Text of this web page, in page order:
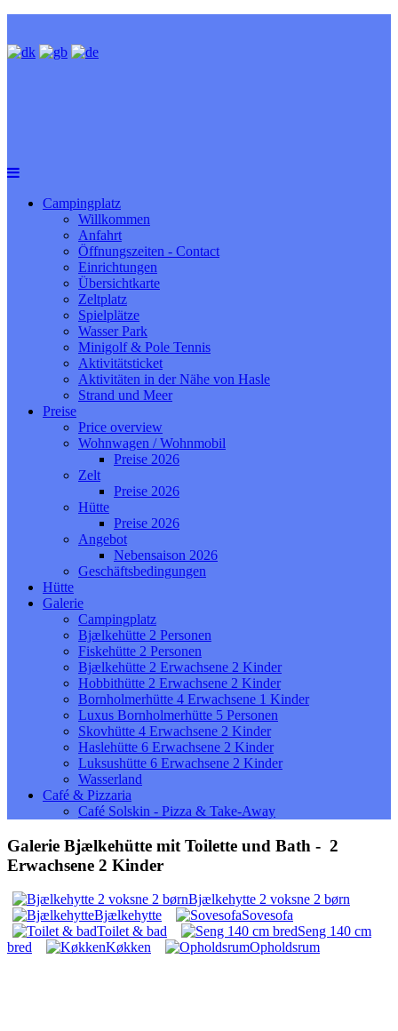
Campingplatz
Willkommen
Anfahrt
Öffnungszeiten - Contact
Einrichtungen
Übersichtkarte
Zeltplatz
Spielplätze
Wasser Park
Minigolf & Pole Tennis
Aktivitätsticket
Aktivitäten in der Nähe von Hasle
Strand und Meer
Preise
Price overview
Wohnwagen / Wohnmobil
Preise 2026
Zelt
Preise 2026
Hütte
Preise 2026
Angebot
Nebensaison 2026
Geschäftsbedingungen
Hütte
Galerie
Campingplatz
Bjælkehütte 2 Personen
Fiskehütte 2 Personen
Bjælkehütte 2 Erwachsene 2 Kinder
Hobbithütte 2 Erwachsene 2 Kinder
Bornholmerhütte 4 Erwachsene 1 Kinder
Luxus Bornholmerhütte 5 Personen
Skovhütte 4 Erwachsene 2 Kinder
Haslehütte 6 Erwachsene 2 Kinder
Luksushütte 6 Erwachsene 2 Kinder
Wasserland
Café & Pizzaria
Café Solskin - Pizza & Take-Away
Galerie Bjælkehütte mit Toilette und Bath - 2
Erwachsene 2 Kinder
Bjælkehytte 2 voksne 2 børn
Bjælkehytte
Sovesofa
Toilet & bad
Seng 140 cm
bred
Køkken Opholdsrum